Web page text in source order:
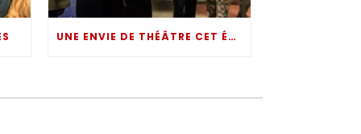
UNE ENVIE DE THÉÂTRE CET ÉTÉ ?